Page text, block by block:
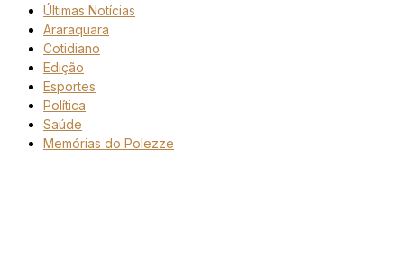
Últimas Notícias
Araraquara
Cotidiano
Edição
Esportes
Política
Saúde
Memórias do Polezze